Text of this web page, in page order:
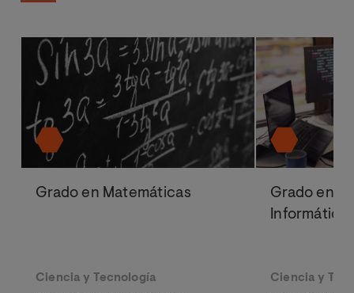
Grado en Matemáticas
Ciencia y Tecnología
Grado en
Informática
Ciencia y